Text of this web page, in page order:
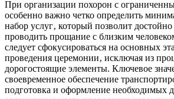
При организации похорон с
особенно важно четко определить
набор услуг‚ который позволит
проводить прощание с близким
следует сфокусироваться на основных
проведения церемонии‚ исключая из
дорогостоящие элементы. Ключевое
своевременное обеспечение
подготовка и оформление необходимых